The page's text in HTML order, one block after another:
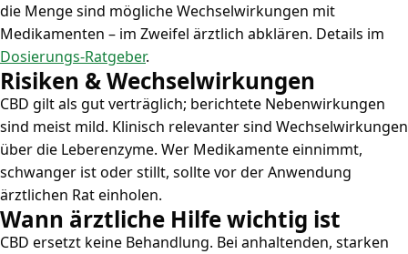
die Menge sind mögliche Wechselwirkungen mit
Medikamenten – im Zweifel ärztlich abklären. Details im
Dosierungs-Ratgeber.
Risiken & Wechselwirkungen
CBD gilt als gut verträglich; berichtete Nebenwirkungen
sind meist mild. Klinisch relevanter sind Wechselwirkungen
über die Leberenzyme. Wer Medikamente einnimmt,
schwanger ist oder stillt, sollte vor der Anwendung
ärztlichen Rat einholen.
Wann ärztliche Hilfe wichtig ist
CBD ersetzt keine Behandlung. Bei anhaltenden, starken